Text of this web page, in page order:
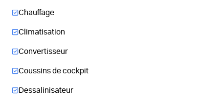
Chauffage
Climatisation
Convertisseur
Coussins de cockpit
Dessalinisateur